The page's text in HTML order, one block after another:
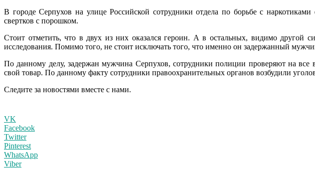
В городе Серпухов на улице Российской сотрудники отдела по борьбе с
свертков с порошком.
Стоит отметить, что в двух из них оказался героин. А в остальных, видимо другой
исследования. Помимо того, не стоит исключать того, что именно он задержанный
По данному делу, задержан мужчина Серпухов, сотрудники полиции проверяют на все
свой товар. По данному факту сотрудники правоохранительных органов возбудили
Следите за новостями вместе с нами.
VK
Facebook
Twitter
Pinterest
WhatsApp
Viber